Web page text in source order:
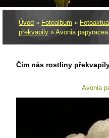
Úvod » Fotoalbum »
překvapily » Avonia
Čím nás rostliny
Avonia